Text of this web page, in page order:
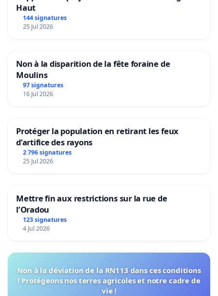
Haut
144 signatures
25 Jul 2026
Non à la disparition de la fête foraine de
Moulins
97 signatures
16 Jul 2026
Protéger la population en retirant les feux
d’artifice des rayons
2 796 signatures
25 Jul 2026
Mettre fin aux restrictions sur la rue de
l’Oradou
123 signatures
4 Jul 2026
Non à la déviation de la RN113 dans ces conditions
! Protégeons nos terres agricoles et notre cadre de
vie !